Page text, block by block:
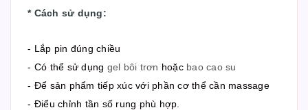
* Cách sử dụng:
- Lắp pin đúng chiều
- Có thể sử dụng gel bôi trơn hoặc bao cao su
- Để sản phẩm tiếp xúc với phần cơ thể cần massage
- Điểu chỉnh tần số rung phù hợp.